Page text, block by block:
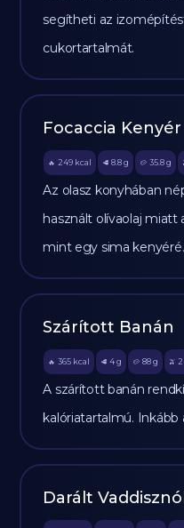
segítheti az
cukortartalmát.
Focaccia Kenyér
🔥 249 kcal 🥩 8.8 g 🥔 35.8g
Az olasz konyhában
használt olívaolaj miatt
mint egy sima kenyéré.
Szárított Banán
🔥 365 kcal 🥩 4 g 🥔 88g 🫒 2
A szárított banán
kalóriatartalmú. Inkább
Darált